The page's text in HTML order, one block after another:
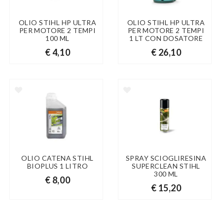
OLIO STIHL HP ULTRA
PER MOTORE 2 TEMPI
100 ML
€ 4,10
OLIO STIHL HP ULTRA
PER MOTORE 2 TEMPI
1 LT CON DOSATORE
€ 26,10
OLIO CATENA STIHL
BIOPLUS 1 LITRO
€ 8,00
SPRAY SCIOGLIRESINA
SUPERCLEAN STIHL
300 ML
€ 15,20